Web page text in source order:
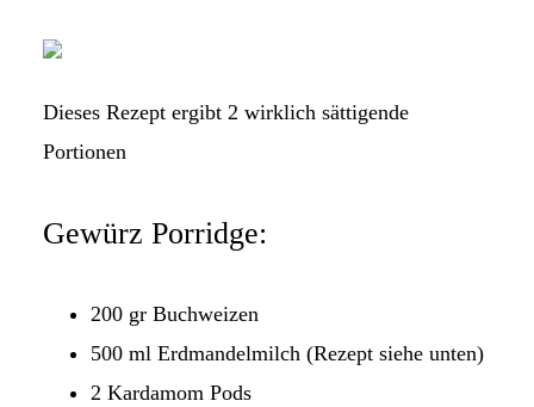
Dieses Rezept ergibt 2 wirklich sättigende
Portionen
Gewürz Porridge:
200 gr Buchweizen
500 ml Erdmandelmilch (Rezept siehe unten)
2 Kardamom Pods